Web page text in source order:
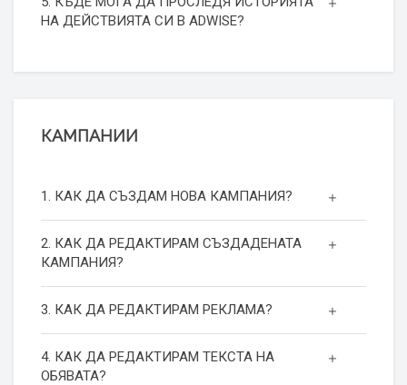
НА ДЕЙСТВИЯТА СИ В ADWISE?
КАМПАНИИ
1. КАК ДА СЪЗДАМ НОВА КАМПАНИЯ?
2. КАК ДА РЕДАКТИРАМ СЪЗДАДЕНАТА
КАМПАНИЯ?
3. КАК ДА РЕДАКТИРАМ РЕКЛАМА?
4. КАК ДА РЕДАКТИРАМ ТЕКСТА НА
ОБЯВАТА?